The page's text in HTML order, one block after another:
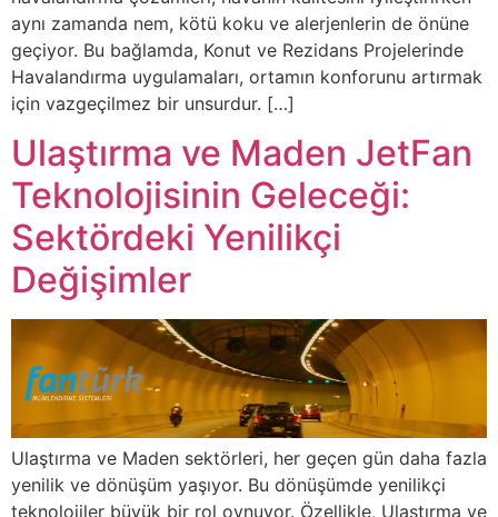
aynı zamanda nem, kötü koku ve alerjenlerin de önüne
geçiyor. Bu bağlamda, Konut ve Rezidans Projelerinde
Havalandırma uygulamaları, ortamın konforunu artırmak
için vazgeçilmez bir unsurdur. […]
Ulaştırma ve Maden JetFan
Teknolojisinin Geleceği:
Sektördeki Yenilikçi
Değişimler
Ulaştırma ve Maden sektörleri, her geçen gün daha fazla
yenilik ve dönüşüm yaşıyor. Bu dönüşümde yenilikçi
teknolojiler büyük bir rol oynuyor. Özellikle, Ulaştırma ve